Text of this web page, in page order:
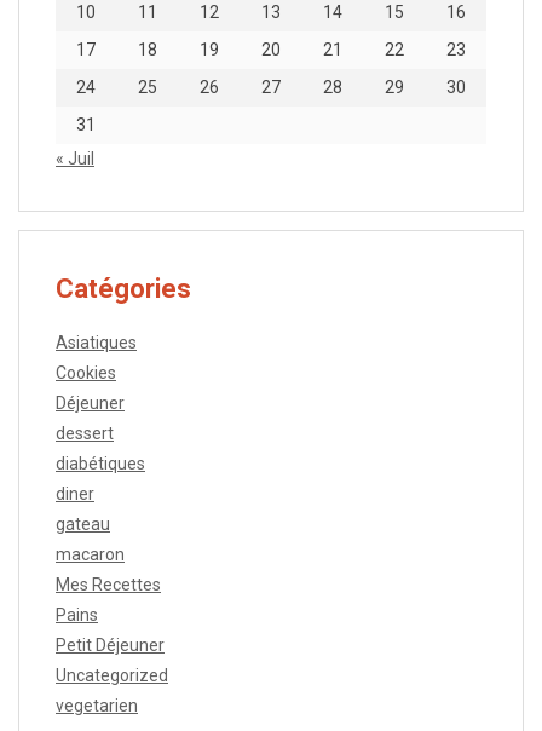
10
11 12 13 14 15
16
17
18 19 20 21 22
23
24
25 26 27 28 29
30
31
« Juil
Catégories
Asiatiques
Cookies
Déjeuner
dessert
diabétiques
diner
gateau
macaron
Mes Recettes
Pains
Petit Déjeuner
Uncategorized
vegetarien